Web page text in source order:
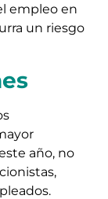
empleo en
un riesgo
año, no